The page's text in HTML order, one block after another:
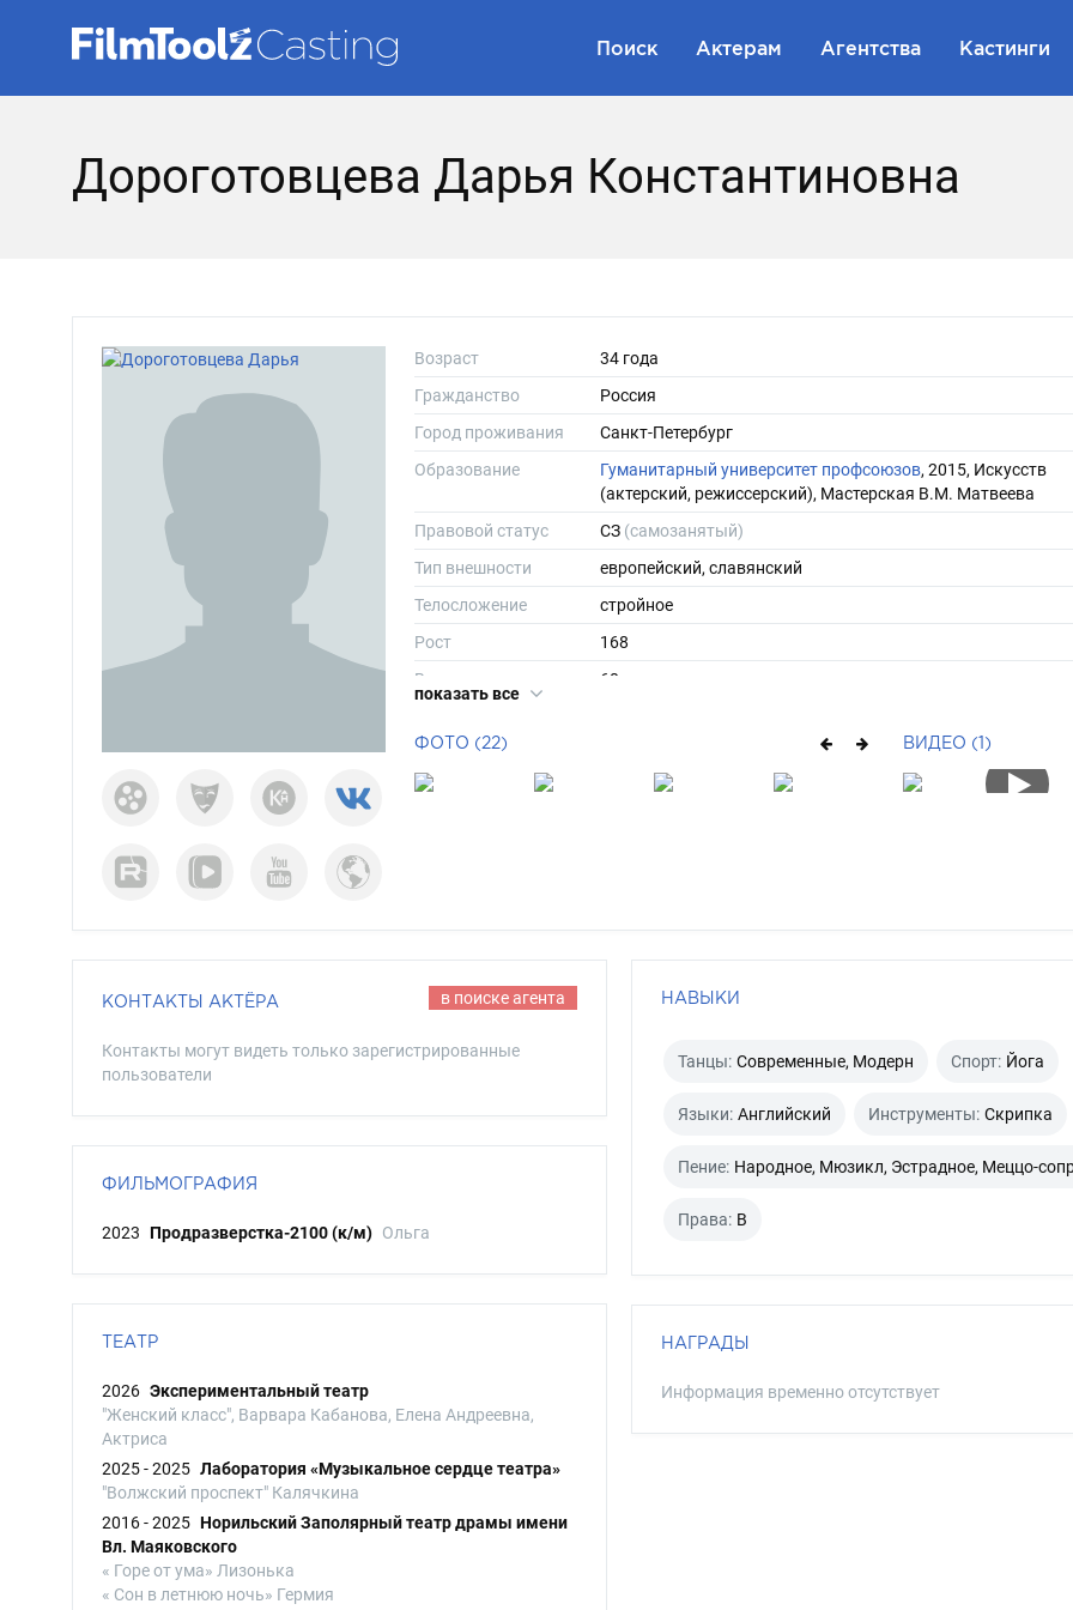
Поиск Актерам Агентства Кастинги
Дороготовцева Дарья Константиновна
Возраст
34 года
Гражданство
Россия
Город проживания
Санкт-Петербург
Образование
Гуманитарный университет профсоюзов, 2015, Искусств
(актерский, режиссерский), Мастерская В.М. Матвеева
Правовой статус
СЗ (самозанятый)
Тип внешности
европейский, славянский
Телосложение
стройное
Рост
168
Вес
60
Размер обуви
Длина волос
длинные
показать все
ФОТО (22) ВИДЕО (1)
КОНТАКТЫ АКТЁРА в поиске агента
Контакты могут видеть только зарегистрированные
пользователи
ФИЛЬМОГРАФИЯ
2023 Продразверстка-2100 (к/м) Ольга
ТЕАТР
2026 Экспериментальный театр
"Женский класс", Варвара Кабанова, Елена Андреевна,
Актриса
2025 - 2025 Лаборатория «Музыкальное сердце театра»
"Волжский проспект" Калячкина
2016 - 2025 Норильский Заполярный театр драмы имени
Вл. Маяковского
« Горе от ума» Лизонька
« Сон в летнюю ночь» Гермия
НАВЫКИ
Танцы: Современные, Модерн Спорт: Йога
Языки: Английский Инструменты: Скрипка
Пение: Народное, Мюзикл, Эстрадное, Меццо-
Права: B
НАГРАДЫ
Информация временно отсутствует